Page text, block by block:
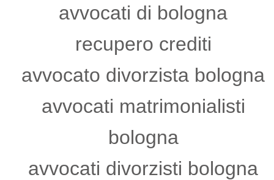
avvocati di bologna
recupero crediti
avvocato divorzista bologna
avvocati matrimonialisti
bologna
avvocati divorzisti bologna